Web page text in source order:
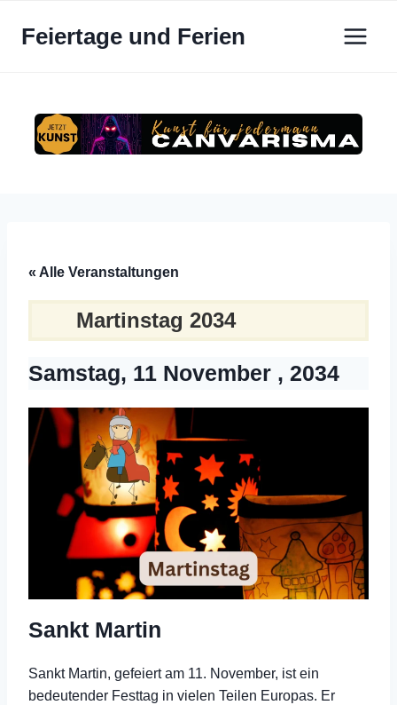
InhaltFeiertage und Ferien
« Alle Veranstaltungen
Martinstag 2034
Samstag, 11 November , 2034
Sankt Martin
Sankt Martin, gefeiert am 11. November, ist ein
bedeutender Festtag in vielen Teilen Europas. Er